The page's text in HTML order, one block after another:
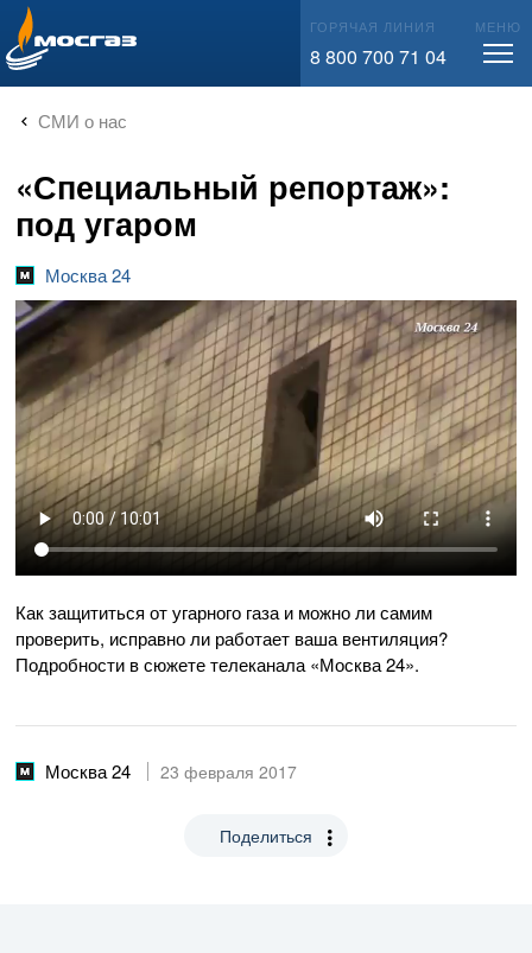
info@mos-gaz.ru ГОРЯЧАЯ ЛИНИЯ
8 800 700 71 04
МЕНЮ
СМИ о нас
«Специальный репортаж»:
под угаром
Москва 24
Как защититься от угарного газа и можно ли самим
проверить, исправно ли работает ваша вентиляция?
Подробности в сюжете телеканала «Москва 24».
Москва 24 23 февраля 2017
Поделиться